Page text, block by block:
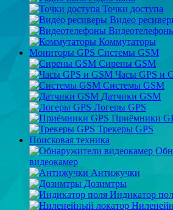
Точки доступа
Видео
Коммутаторы
Мониторы GPS Системы GSM
Сирены GSM
Часы GPS и
Системы GSM
Датчики GSM
Логеры GPS
Приёмники
Трекеры GPS
Поисковая техника
видеокамер
Антижучки
Дозимтры
Индикатор